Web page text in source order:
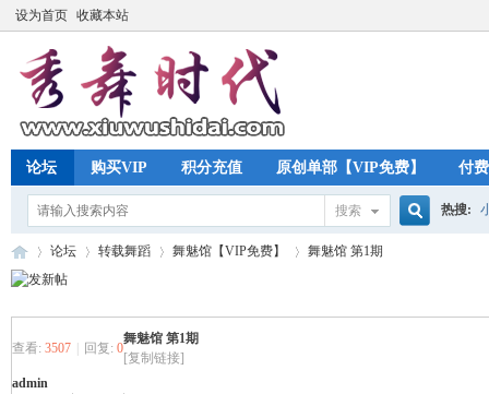
设为首页 收藏本站
论坛 购买VIP 积分充值 原创单部【VIP免费】 付
搜索 热搜:
秀 »
论坛
›
转载舞蹈
›
舞魅馆【VIP免费】 舞魅馆 第1期
查看: 3507 回复: 0
舞魅馆 第1期
[复制链接]
admin